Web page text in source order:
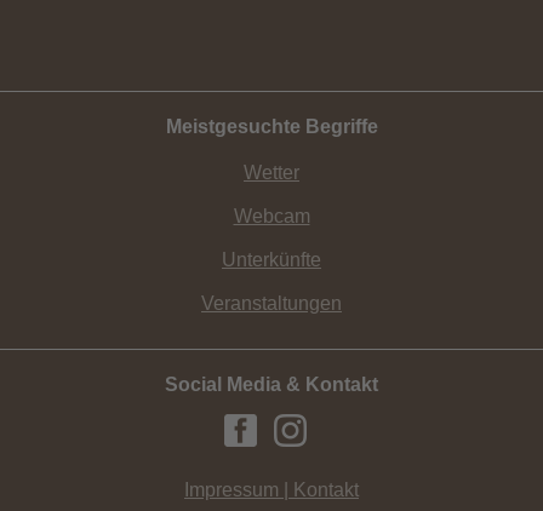
Meistgesuchte Begriffe
Wetter
Webcam
Unterkünfte
Veranstaltungen
Social Media & Kontakt
Impressum | Kontakt